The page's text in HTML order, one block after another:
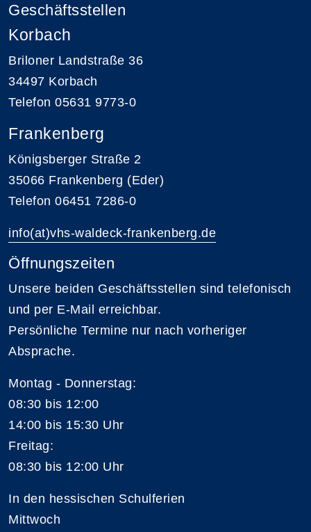
Geschäftsstellen
Korbach
Briloner Landstraße 36
34497 Korbach
Telefon 05631 9773-0
Frankenberg
Königsberger Straße 2
35066 Frankenberg (Eder)
Telefon 06451 7286-0
info(at)vhs-waldeck-frankenberg.de
Öffnungszeiten
Unsere beiden Geschäftsstellen sind telefonisch
und per E-Mail erreichbar.
Persönliche Termine nur nach vorheriger
Absprache.
Montag - Donnerstag:
08:30 bis 12:00
14:00 bis 15:30 Uhr
Freitag:
08:30 bis 12:00 Uhr
In den hessischen Schulferien
Mittwoch